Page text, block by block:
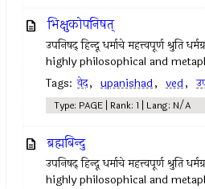
भिक्षुकोपनिषत्
उपनिषद् हिन्दू धर्माचे महत्त्वपूर्ण श्रुति
highly philosophical and
Tags: वेद, upanishad, ved,
Type: PAGE | Rank: 1 | Lang: N/A
ब्रह्मबिन्दु
उपनिषद् हिन्दू धर्माचे महत्त्वपूर्ण श्रुति
highly philosophical and